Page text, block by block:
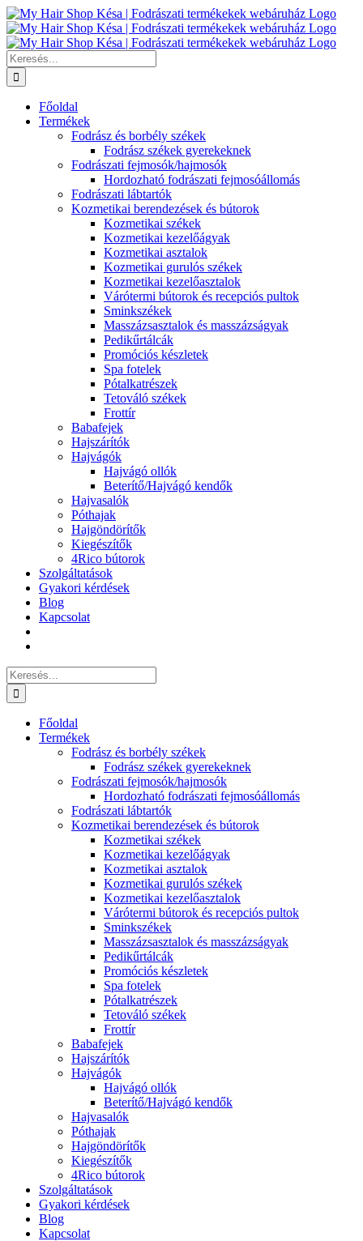
Kihagyás
Keresés...
Főoldal
Termékek
Fodrász és borbély székek
Fodrász székek gyerekeknek
Fodrászati fejmosók/hajmosók
Hordozható fodrászati fejmosóállomás
Fodrászati lábtartók
Kozmetikai berendezések és bútorok
Kozmetikai székek
Kozmetikai kezelőágyak
Kozmetikai asztalok
Kozmetikai gurulós székek
Kozmetikai kezelőasztalok
Várótermi bútorok és recepciós pultok
Sminkszékek
Masszázsasztalok és masszázságyak
Pedikűrtálcák
Promóciós készletek
Spa fotelek
Pótalkatrészek
Tetováló székek
Frottír
Babafejek
Hajszárítók
Hajvágók
Hajvágó ollók
Beterítő/Hajvágó kendők
Hajvasalók
Póthajak
Hajgöndörítők
Kiegészítők
4Rico bútorok
Szolgáltatások
Gyakori kérdések
Blog
Kapcsolat
Keresés...
Főoldal
Termékek
Fodrász és borbély székek
Fodrász székek gyerekeknek
Fodrászati fejmosók/hajmosók
Hordozható fodrászati fejmosóállomás
Fodrászati lábtartók
Kozmetikai berendezések és bútorok
Kozmetikai székek
Kozmetikai kezelőágyak
Kozmetikai asztalok
Kozmetikai gurulós székek
Kozmetikai kezelőasztalok
Várótermi bútorok és recepciós pultok
Sminkszékek
Masszázsasztalok és masszázságyak
Pedikűrtálcák
Promóciós készletek
Spa fotelek
Pótalkatrészek
Tetováló székek
Frottír
Babafejek
Hajszárítók
Hajvágók
Hajvágó ollók
Beterítő/Hajvágó kendők
Hajvasalók
Póthajak
Hajgöndörítők
Kiegészítők
4Rico bútorok
Szolgáltatások
Gyakori kérdések
Blog
Kapcsolat